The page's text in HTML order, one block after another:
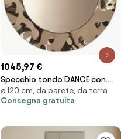
1045,97 €
Specchio tondo DANCE con
cornice in vetro mosso D120 cm
Bronzo
⌀ 120 cm, da parete, da terra
Consegna gratuita